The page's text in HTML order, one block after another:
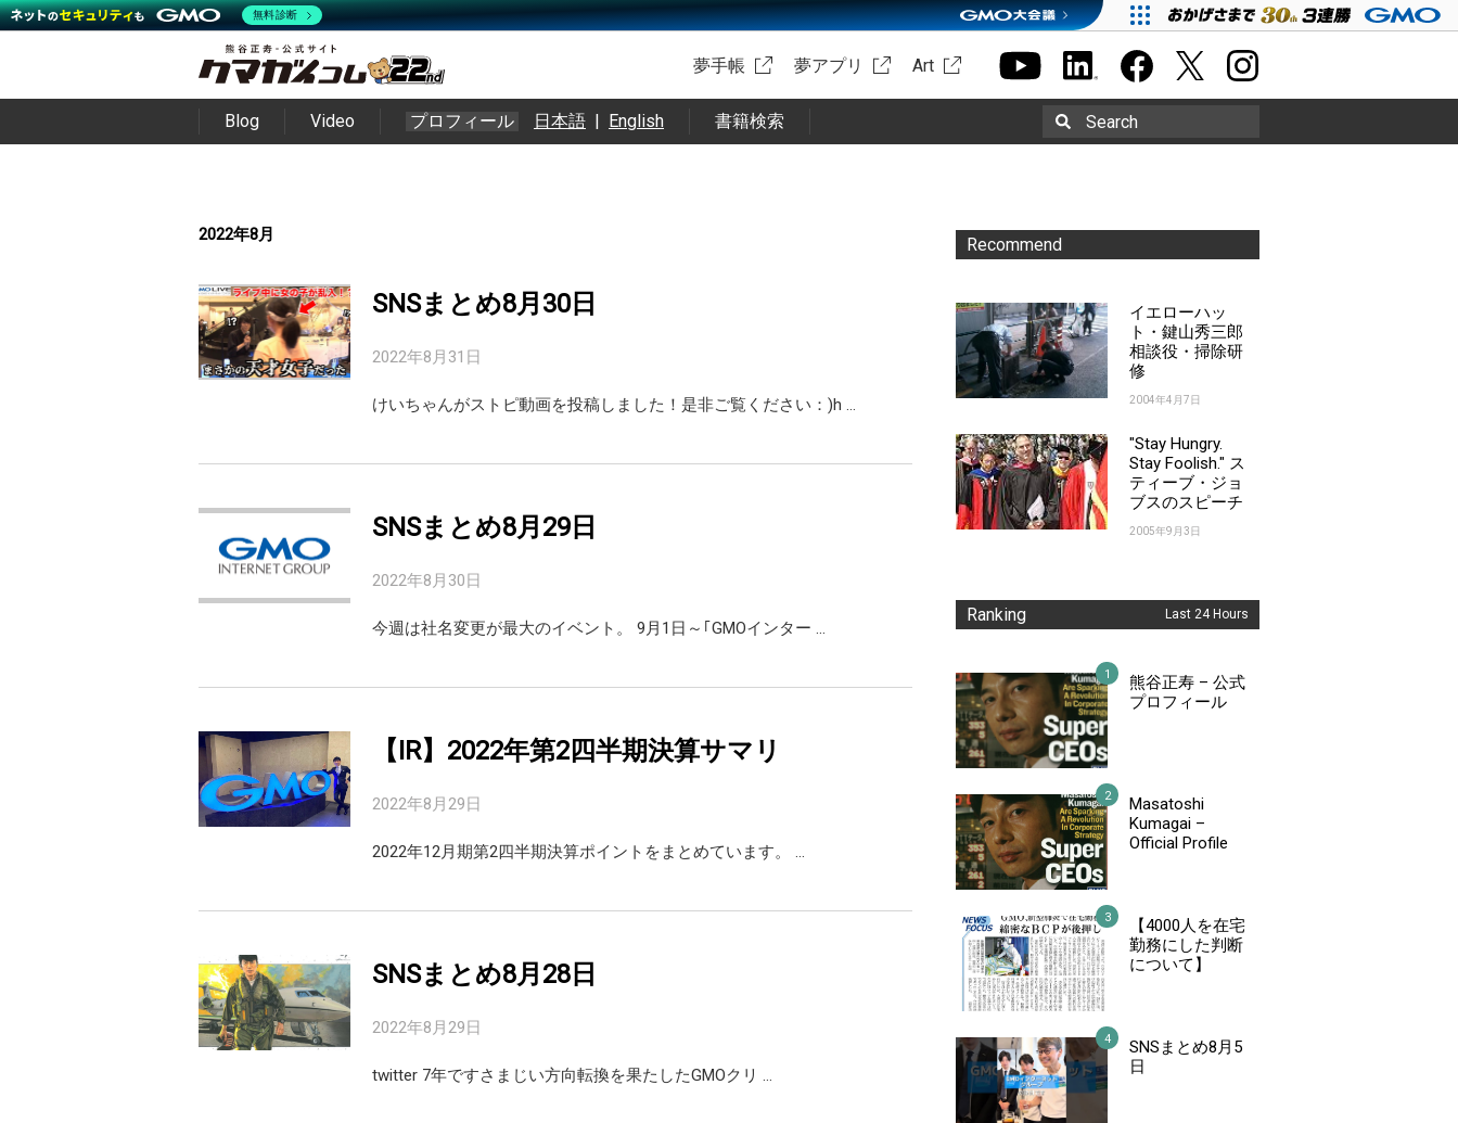
夢手帳 夢アプリ Art
Blog Video プロフィール 日本語 | English 書籍検索 Search
2022年8月
SNSまとめ8月30日
2022年8月31日
けいちゃんがストピ動画を投稿しました！是非ご覧ください：)h …
SNSまとめ8月29日
2022年8月30日
今週は社名変更が最大のイベント。 9月1日～｢GMOインター …
【IR】2022年第2四半期決算サマリ
2022年8月29日
2022年12月期第2四半期決算ポイントをまとめています。 …
SNSまとめ8月28日
2022年8月29日
twitter 7年ですさまじい方向転換を果たしたGMOクリ …
Recommend
イエローハッ
ト・鍵山秀三郎
相談役・掃除研
修
2004年4月7日
"Stay Hungry.
Stay Foolish." ス
ティーブ・ジョ
ブスのスピーチ
2005年9月3日
Ranking Last 24 Hours
熊谷正寿 – 公式
プロフィール
Masatoshi
Kumagai –
Official Profile
【4000人を在宅
勤務にした判断
について】
SNSまとめ8月5
日
無料診断